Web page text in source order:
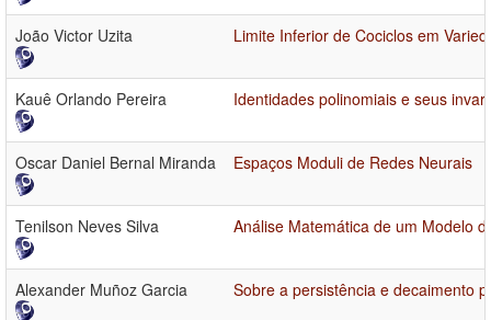
João Victor Uzita Limite Inferior de Cociclos em
Kauê Orlando Pereira Identidades polinomiais e seus
Oscar Daniel Bernal Miranda Espaços Moduli de Redes Neurais
Tenilson Neves Silva Análise Matemática de um Modelo
Alexander Muñoz Garcia Sobre a persistência e decaimento